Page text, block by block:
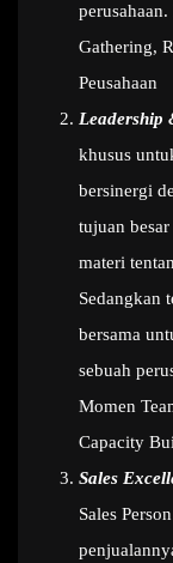
Gathering,
Peusahaan
Leadership
khusus
bersinergi
tujuan
materi
Sedangkan
bersama
sebuah
Momen
Capacity
Sales
Sales